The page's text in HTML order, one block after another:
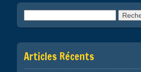
Articles Récents